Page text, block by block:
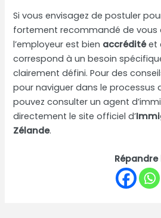
Si vous envisagez de postuler
fortement recommandé de vous
l’employeur est bien accréditéet
correspond à un besoin
clairement défini. Pour des
pour naviguer dans le processus
pouvez consulter un agent
directement le site officiel d’
Zélande.